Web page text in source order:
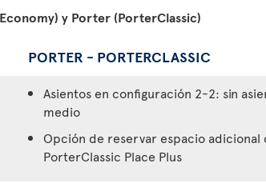
y Porter (PorterClassic)
PORTER - PORTERCLASSIC
Asientos en configuración 2-2: sin
medio
Opción de reservar espacio adicional
PorterClassic Place Plus